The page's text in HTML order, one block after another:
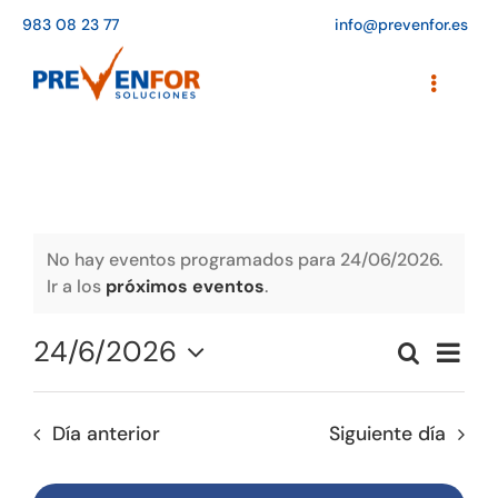
contenido
983 08 23 77 info@prevenfor.es
Toggle
Agenda de cursos
Adaptación a la LOPD
No hay eventos programados para 24/06/2026.
Ir a los próximos eventos.
Buscar
vistas
de
Día
24/6/2026
Seleccionar
Día anterior Siguiente día